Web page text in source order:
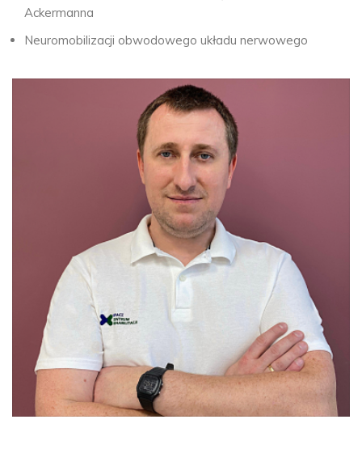
Ackermanna
Neuromobilizacji obwodowego układu nerwowego